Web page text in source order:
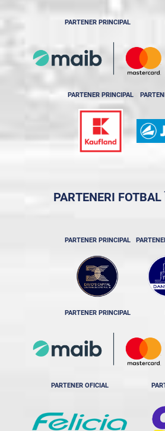
PARTENER PRINCIPAL
PARTENER PRINCIPAL
PARTENERI
PARTENER PRINCIPAL
PARTENER PRINCIPAL
PARTENER OFICIAL